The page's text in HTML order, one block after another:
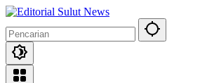
Langsung
konten